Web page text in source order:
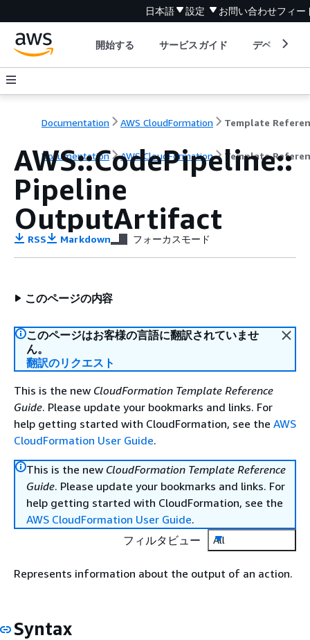
日本語 設定 お問い合わせフィー
開始する サービスガイド デベロッパ
Documentation AWS CloudFormation Template
Documentation AWS CloudFormation Template
AWS::CodePipeline::
Pipeline
OutputArtifact
RSS Markdown フォーカスモード
このページの内容
このページはお客様の言語に翻訳されていませ
ん。
翻訳のリクエスト
This is the new CloudFormation Template Reference
Guide. Please update your bookmarks and links. For
help getting started with CloudFormation, see the AWS
CloudFormation User Guide.
This is the new CloudFormation Template Reference
Guide. Please update your bookmarks and links. For
help getting started with CloudFormation, see the
AWS CloudFormation User Guide.
フィルタビュー
All
Represents information about the output of an action.
Syntax